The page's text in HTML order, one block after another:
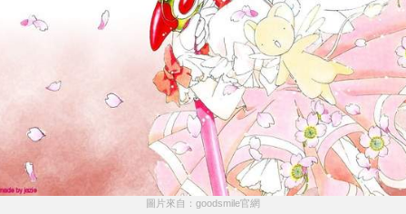
圖片來自：goodsmile官網